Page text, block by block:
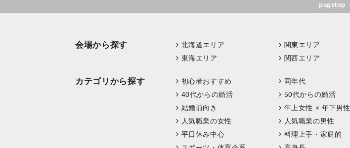
pagetop
会場から探す 北海道エリア 関東エリア
東海エリア
関西エリア
カテゴリから探す 初心者おすすめ 同年代
40代からの婚活
50代からの婚活
結婚前向き
年上女性 × 年下男性
人気職業の女性
人気職業の男性
平日休み中心
料理上手・家庭的